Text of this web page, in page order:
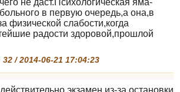
больного в первую очередь,а она,в
физической слабости,когда
радости здоровой,прошлой
/ 2014-06-21 17:04:23
экзамен из-за остановки